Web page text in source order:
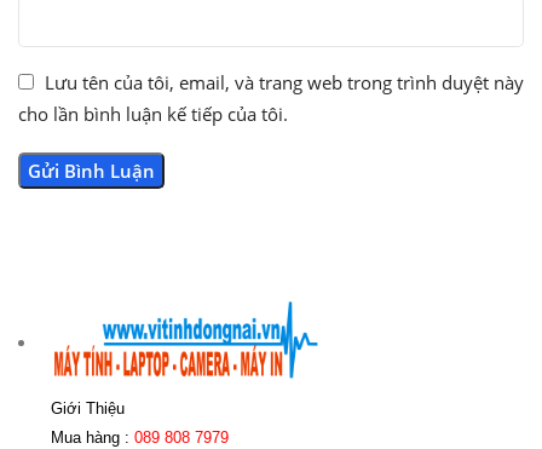
Lưu tên của tôi, email, và trang web trong trình duyệt này
cho lần bình luận kế tiếp của tôi.
Giới Thiệu
Mua hàng : 089 808 7979